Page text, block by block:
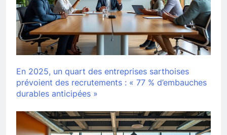
En 2025, un quart des entreprises sarthoises
prévoient des recrutements : « 77 % d’embauches
durables anticipées »